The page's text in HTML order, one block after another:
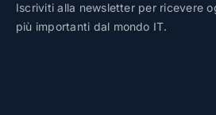
Iscriviti alla newsletter per ricevere
più importanti dal mondo IT.